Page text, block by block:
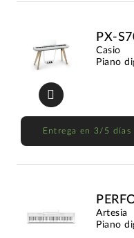
PX-
Casio
Piano
Entrega en 3/5 días
Artesia
Piano